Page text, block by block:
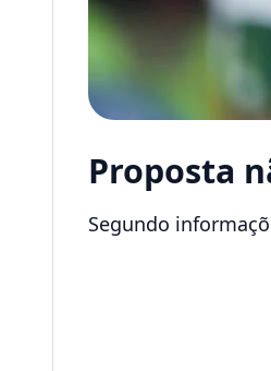
Proposta
Segundo